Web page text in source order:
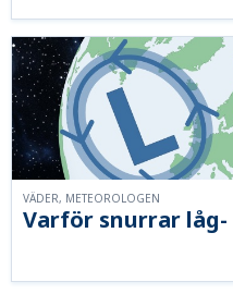
Varför snurrar
VÄDER, METEOROLOGEN